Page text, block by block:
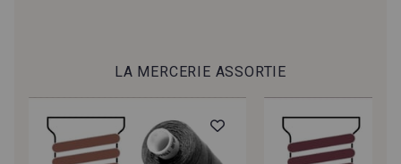
LA MERCERIE ASSORTIE